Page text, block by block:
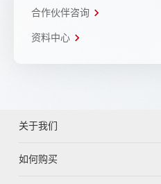
合作伙伴咨询
资料中心
关于我们
如何购买